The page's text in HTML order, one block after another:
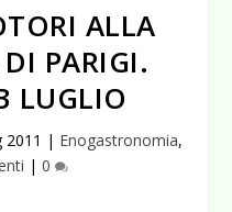
ALLA
PARIGI.
LUGLIO
2011 | Enogastronomia,
| 0